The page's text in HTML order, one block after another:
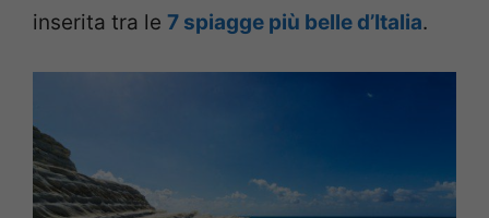
inserita tra le 7 spiagge più belle d’Italia.